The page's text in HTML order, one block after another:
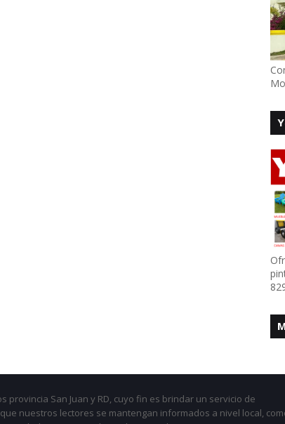
provincia San Juan y RD, cuyo fin es brindar un servicio de
nuestros lectores se mantengan informados a nivel local,